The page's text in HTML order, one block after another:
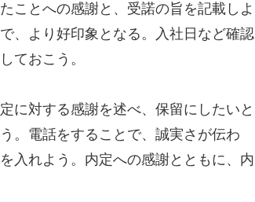
ことへの感謝と、受諾の旨を記載しよ
、より好印象となる。入社日など確認
ておこう。
に対する感謝を述べ、保留にしたいと
。電話をすることで、誠実さが伝わ
入れよう。内定への感謝とともに、内